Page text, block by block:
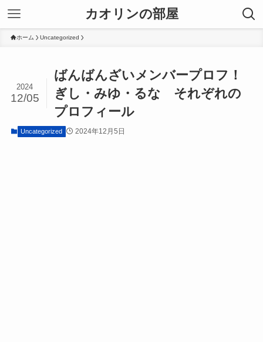
カオリンの部屋
ホーム Uncategorized
ばんばんざいメンバープロフ！
ぎし・みゆ・るな それぞれの
プロフィール
2024
12/05
Uncategorized 2024年12月5日